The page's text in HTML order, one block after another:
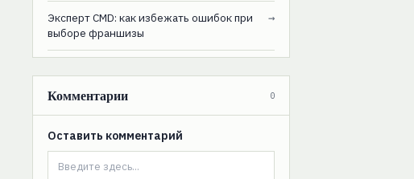
Эксперт CMD: как избежать ошибок при
выборе франшизы
→
Комментарии 0
Оставить комментарий